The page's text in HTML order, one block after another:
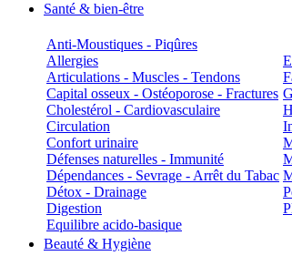
Santé & bien-être
Anti-Moustiques - Piqûres
Allergies
Articulations - Muscles - Tendons
Capital osseux - Ostéoporose - Fractures
Cholestérol - Cardiovasculaire
Circulation
Confort urinaire
Défenses naturelles - Immunité
Dépendances - Sevrage - Arrêt du Tabac
Détox - Drainage
Digestion
Equilibre acido-basique
Beauté & Hygiène